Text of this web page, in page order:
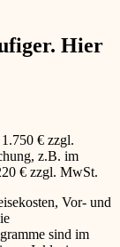
Hier
€ zzgl.
z.B. im
€ zzgl. MwSt.
Vor- und
sind im